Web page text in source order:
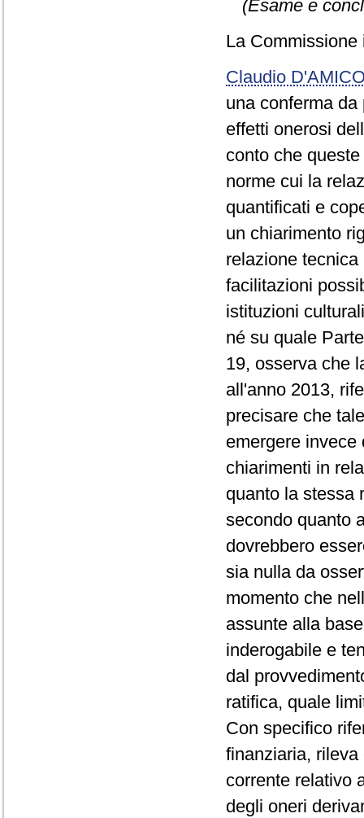
(Esame e
La
Claudio
una conferma
effetti onerosi
conto che
norme cui la
quantificati e
un chiarimento
relazione
facilitazioni
istituzioni
né su quale
19, osserva che
all'anno 2013,
precisare che
emergere
chiarimenti in
quanto la stessa
secondo quanto
dovrebbero
sia nulla da
momento che
assunte alla
inderogabile e
dal
ratifica, quale
Con specifico
finanziaria,
corrente relativo
degli oneri